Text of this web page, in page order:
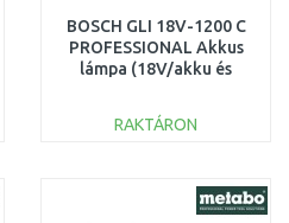
BOSCH GLI 18V-1200 C
PROFESSIONAL Akkus
lámpa (18V/akku és
0601446700
RAKTÁRON
Összehasonlítás